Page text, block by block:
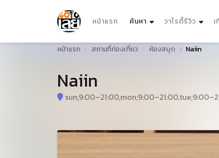
หน้าแรก ค้นหา (current)วาไรตี้รีวิว
หน้าแรก สถานที่ท่องเที่ยว ห้องสมุด Naiin
Naiin